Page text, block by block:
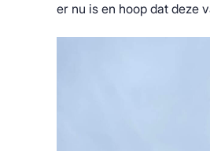
er nu is en hoop dat deze